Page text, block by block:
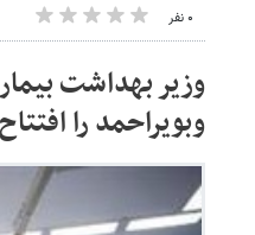
۰ نفر
وبویراحمد را